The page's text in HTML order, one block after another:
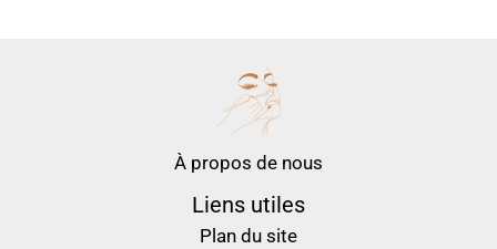
À propos de nous
Liens utiles
Plan du site